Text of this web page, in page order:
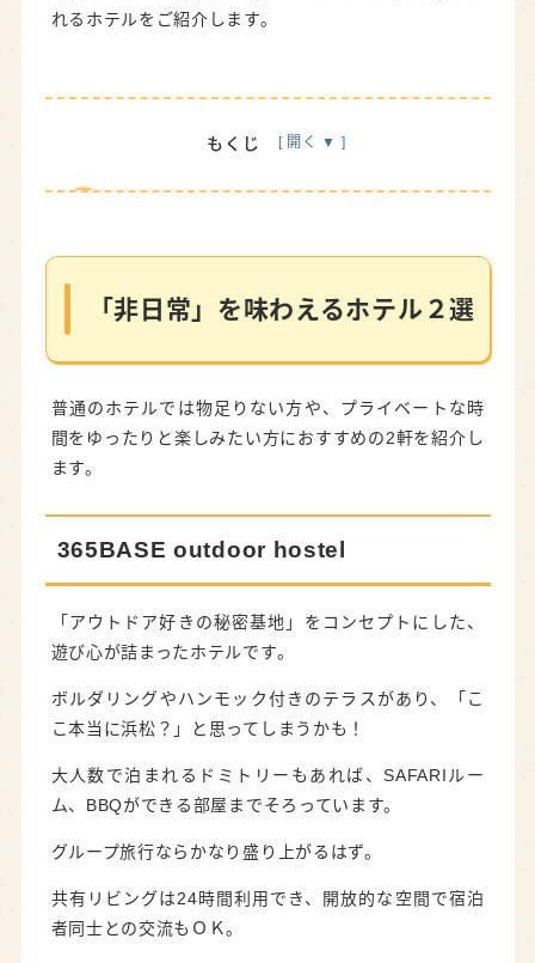
れるホテルをご紹介します。
もくじ
1棟貸邸宅リゾートFUWARI HAMANAKO
窓からの景色と美食、五感で浜松を感じるホテ
オークラアクトシティホテル浜松
ホテルコンコルド浜松
明日の自分を整える、ビジネスシーンに最適な
ダイワロイネットホテル浜松
ホテル レオン浜松
「非日常」を味わえるホテル２選
普通のホテルでは物足りない方や、プライベートな時
間をゆったりと楽しみたい方におすすめの2軒を紹介し
ます。
365BASE outdoor hostel
「アウトドア好きの秘密基地」をコンセプトにした、
遊び心が詰まったホテルです。
ボルダリングやハンモック付きのテラスがあり、「こ
こ本当に浜松？」と思ってしまうかも！
大人数で泊まれるドミトリーもあれば、SAFARIルー
ム、BBQができる部屋までそろっています。
グループ旅行ならかなり盛り上がるはず。
共有リビングは24時間利用でき、開放的な空間で宿泊
者同士との交流もＯＫ。